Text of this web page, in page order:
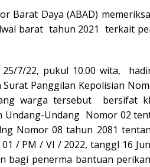
Barat Daya (ABAD)
barat tahun 2021 terkait
7/22, pukul 10.00 wita,
Panggilan Kepolisian
warga tersebut bersifat
Undang Nomor 02
Nomor 08 tahun 2081
/ PM / VI / 2022, tanggl 16
bagi penerma bantuan